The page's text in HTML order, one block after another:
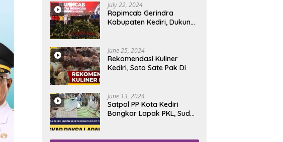
July 22, 2024
Rapimcab Gerindra
Kabupaten Kediri, Dukung
June 25, 2024
Rekomendasi Kuliner
Kediri, Soto Sate Pak Di
June 13, 2024
Satpol PP Kota Kediri
Bongkar Lapak PKL, Sudah